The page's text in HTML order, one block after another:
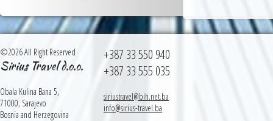
©2026 All Right Reserved
Sirius Travel d.o.o.
Obala Kulina Bana 5,
71000, Sarajevo
Bosnia and Herzegovina
+387 33 550 940
+387 33 555 035
siriustravel@bih.net.ba
info@sirius-travel.ba